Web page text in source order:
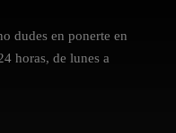
dudes en ponerte en
horas, de lunes a